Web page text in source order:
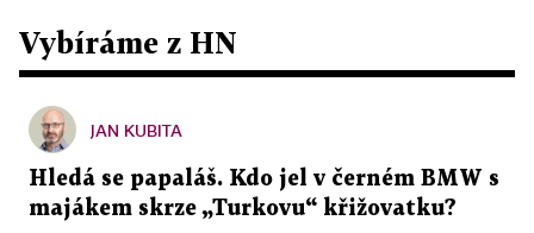
Vybíráme z HN
JAN KUBITA
Hledá se papaláš. Kdo jel v černém BMW s
majákem skrze „Turkovu“ křižovatku?